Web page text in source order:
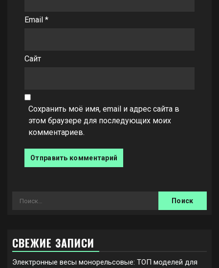
Email *
Сайт
Сохранить моё имя, email и адрес сайта в
этом браузере для последующих моих
комментариев.
Найти:
СВЕЖИЕ ЗАПИСИ
Электронные весы монорельсовые: ТОП моделей для